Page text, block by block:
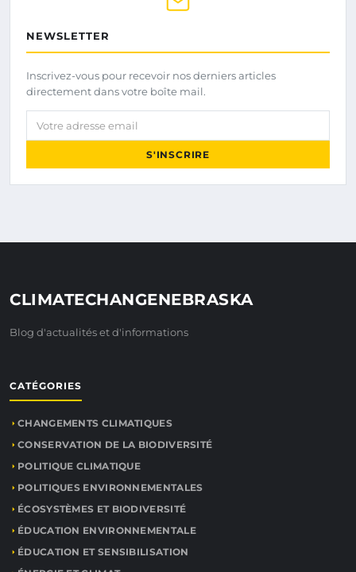
NEWSLETTER
Inscrivez-vous pour recevoir nos derniers articles
directement dans votre boîte mail.
Votre adresse email
S'INSCRIRE
CLIMATECHANGENEBRASKA
Blog d'actualités et d'informations
CATÉGORIES
CHANGEMENTS CLIMATIQUES
CONSERVATION DE LA BIODIVERSITÉ
POLITIQUE CLIMATIQUE
POLITIQUES ENVIRONNEMENTALES
ÉCOSYSTÈMES ET BIODIVERSITÉ
ÉDUCATION ENVIRONNEMENTALE
ÉDUCATION ET SENSIBILISATION